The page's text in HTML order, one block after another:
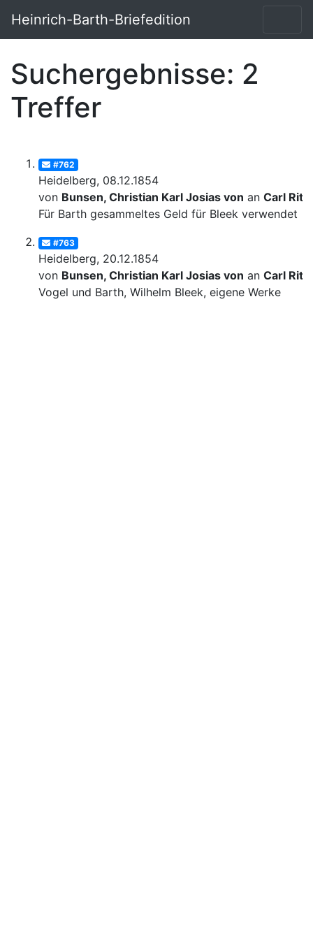
Heinrich-Barth-Briefedition
Suchergebnisse: 2
Treffer
#762
Heidelberg, 08.12.1854
von Bunsen, Christian Karl Josias von an Carl
Für Barth gesammeltes Geld für Bleek verwendet
#763
Heidelberg, 20.12.1854
von Bunsen, Christian Karl Josias von an Carl
Vogel und Barth, Wilhelm Bleek, eigene Werke